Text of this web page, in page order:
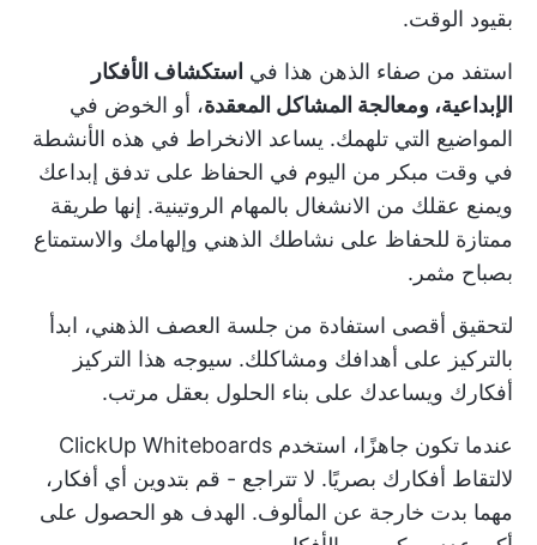
بقيود الوقت.
استفد من صفاء الذهن هذا في استكشاف الأفكار
الإبداعية، ومعالجة المشاكل المعقدة، أو الخوض في
المواضيع التي تلهمك. يساعد الانخراط في هذه الأنشطة
في وقت مبكر من اليوم في الحفاظ على تدفق إبداعك
ويمنع عقلك من الانشغال بالمهام الروتينية. إنها طريقة
ممتازة للحفاظ على نشاطك الذهني وإلهامك والاستمتاع
بصباح مثمر.
لتحقيق أقصى استفادة من جلسة العصف الذهني، ابدأ
بالتركيز على أهدافك ومشاكلك. سيوجه هذا التركيز
أفكارك ويساعدك على بناء الحلول بعقل مرتب.
عندما تكون جاهزًا، استخدم ClickUp Whiteboards
لالتقاط أفكارك بصريًا. لا تتراجع - قم بتدوين أي أفكار،
مهما بدت خارجة عن المألوف. الهدف هو الحصول على